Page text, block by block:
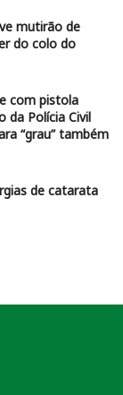
mutirão de
do colo do
com pistola
da Polícia Civil
“grau” também
de catarata